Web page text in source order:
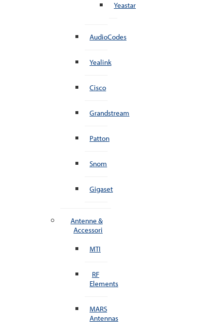
Yeastar
AudioCodes
Yealink
Cisco
Grandstream
Patton
Snom
Gigaset
Antenne &
Accessori
MTI
RF
Elements
MARS
Antennas